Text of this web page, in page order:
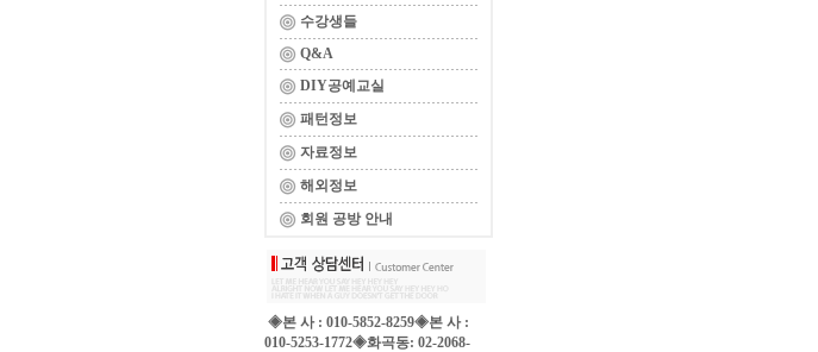
수강생들
Q&A
DIY공예교실
패턴정보
자료정보
해외정보
회원 공방 안내
◈본 사 : 010-5852-8259◈본 사 :
010-5253-1772◈화곡동: 02-2068-